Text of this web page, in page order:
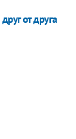
от друга